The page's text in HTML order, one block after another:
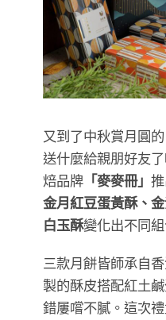
又到了中秋賞月圓
送什麼給親朋好友
焙品牌 「麥麥冊」
金月紅豆蛋黃酥、
白玉酥變化出不同組
三款月餅皆師承自
製的酥皮搭配紅土
錯屢嚐不膩。這次